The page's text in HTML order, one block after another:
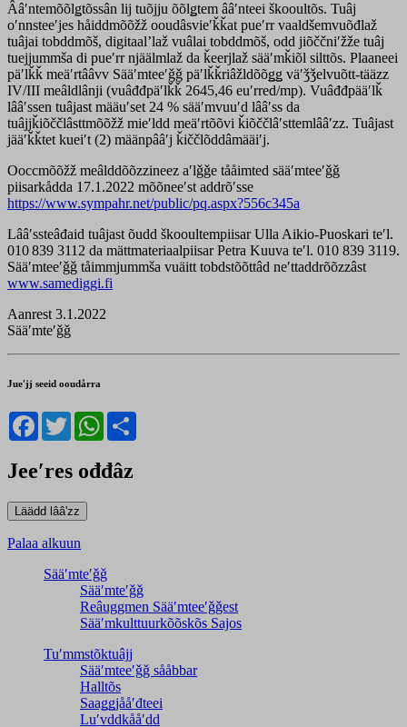
Ââʹntemõõlǥtõssân lij tuõjju õõlǥtem ââʹnteei škooultõs. Tuâj
oʹnnsteeʹjes håiddmõõžž ooudâsvieʹǩǩat pueʹrr vaaldšemvuõđlaž
tuâjai tobddmõš, digitaalʼlaž vuâlai tobddmõš, odd jiõččniʹžže tuâj
tuejjummša di pueʹrr njäälmlaž da ǩeerjlaž sääʹmǩiõl silttõs. Plaaneei
päʹlǩǩ meäʹrtââvv Sääʹmteeʹǧǧ päʹlǩǩriâžldõõǥǥ väʹǯǯelvuõtt-tääzz
IV/III meâldlânji (vuâđđpäʹlǩǩ 2645,46 euʹrred/mp). Vuâđđpääʹlǩ
lââʹssen tuâjast määuʹset 24 % sääʹmvuuʹd lââʹss da
tuâjjǩiõččlâsttmõõžž mieʹldd meäʹrtõõvi ǩiõččlâʹsttemlââʹzz. Tuâjast
jääʹǩǩtet kueiʹt (2) määnpââʹj ǩiččlõddâmääiʹj.
Ooccmõõžž meâlddõõzzineez aʹlǧǧe tååimted sääʹmteeʹǧǧ
piisarkådda 17.1.2022 mõõneeʹst addrõʹsse
https://www.sympahr.net/public/pq.aspx?556c345a
Lââʹssteâđaid tuâjast õudd škooultempiisar Ulla Aikio-Puoskari teʹl.
010 839 3112 da mättmateriaalpiisar Petra Kuuva teʹl. 010 839 3119.
Sääʹmteeʹǧǧ tåimmjummša vuäitt tobdstõõttâd neʹttaddrõõzzâst
www.samediggi.fi
Aanrest 3.1.2022
Sääʹmteʹǧǧ
Jueʹjj seeid ooudårra
Facebook
TwitterWhatsApp
Jeeʹres ođđâz
Palaa alkuun
Sääʹmteʹǧǧ
Sääʹmteʹǧǧ
Reâuggmen Sääʹmteeʹǧǧest
Sääʹmkulttuurkõõskõs Sajos
Tuʹmmstõktuâjj
Sääʹmteeʹǧǧ sååbbar
Halltõs
Saaǥǥjååʹđteei
Luʹvddkååʹdd